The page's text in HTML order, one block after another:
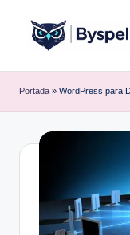
contenido
y
s
p
Portada » WordPress para